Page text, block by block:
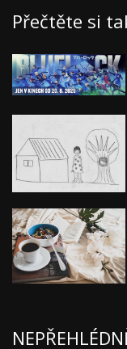
Přečtěte si